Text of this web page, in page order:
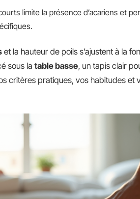
limite la présence d’acariens et
et la hauteur de poils s’ajustent à la
sous la table basse, un tapis clair
critères pratiques, vos habitudes et